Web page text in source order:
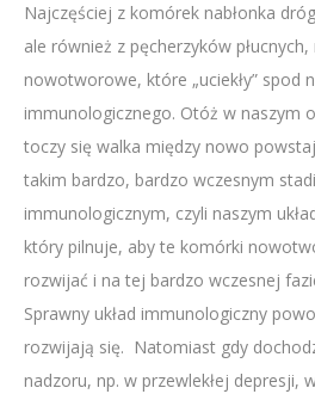
Najczęściej z komórek nabłonka
ale również z pęcherzyków
nowotworowe, które „uciekły” spod
immunologicznego. Otóż w naszym
toczy się walka między nowo
takim bardzo, bardzo wczesnym
immunologicznym, czyli naszym
który pilnuje, aby te komórki
rozwijać i na tej bardzo wczesnej
Sprawny układ immunologiczny
rozwijają się. Natomiast gdy
nadzoru, np. w przewlekłej depresji,